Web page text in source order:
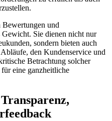
und
Gewicht. Sie dienen nicht nur
sondern bieten auch
den Kundenservice und
Betrachtung solcher
eine ganzheitliche